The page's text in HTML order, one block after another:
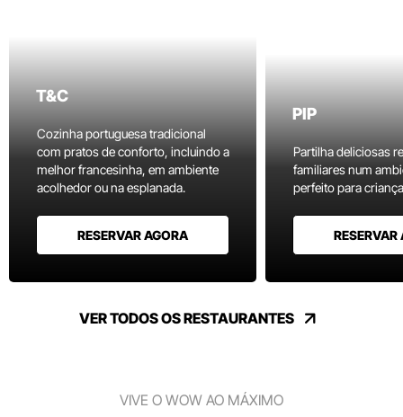
T&C
Cozinha portuguesa tradicional
com pratos de conforto, incluindo a
melhor francesinha, em ambiente
acolhedor ou na esplanada.
RESERVAR AGORA
PIP
Partilha deliciosas
familiares num
perfeito para
RESERVAR
VER TODOS OS RESTAURANTES
VIVE O WOW AO MÁXIMO